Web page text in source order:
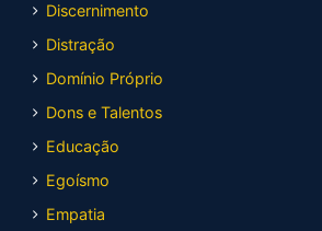
Discernimento
Distração
Domínio Próprio
Dons e Talentos
Educação
Egoísmo
Empatia